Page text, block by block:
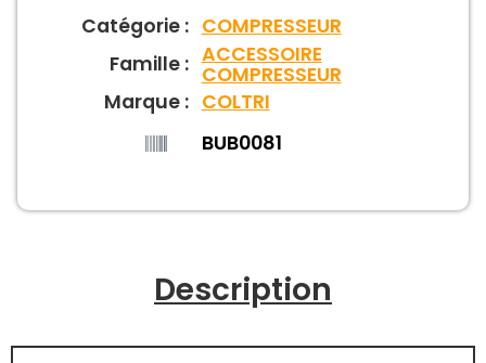
Catégorie : COMPRESSEUR
Famille :ACCESSOIRE
COMPRESSEUR
Marque : COLTRI
BUB0081
Description